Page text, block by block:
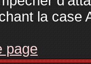
la case
page